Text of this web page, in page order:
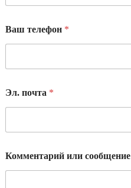
Ваш телефон *
Эл. почта *
Комментарий или сообщение